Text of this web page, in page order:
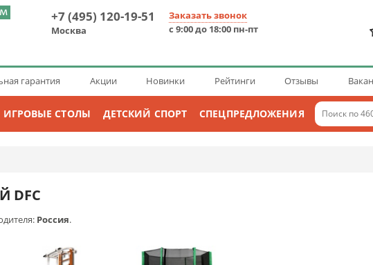
+7 (495) 120-19-51
Москва
Заказать звонок
с 9:00 до 18:00 пн-пт
гарантия Акции Новинки Рейтинги Отзывы
ИГРОВЫЕ СТОЛЫ ДЕТСКИЙ СПОРТ СПЕЦПРЕДЛОЖЕНИЯ
DFC
Россия.